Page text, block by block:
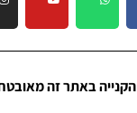
הקנייה באתר זה